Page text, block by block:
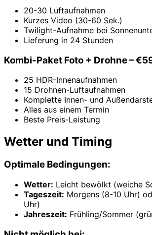
20-30 Luftaufnahmen
Kurzes Video (30-60 Sek.)
Twilight-Aufnahme bei
Lieferung in 24 Stunden
Kombi-Paket Foto + Drohne –
25 HDR-Innenaufnahmen
15 Drohnen-Luftaufnahmen
Komplette Innen- und
Alles aus einem Termin
Beste Preis-Leistung
Wetter und Timing
Optimale Bedingungen:
Wetter: Leicht bewölkt (weiche
Tageszeit: Morgens (8-10 Uhr)
Uhr)
Jahreszeit: Frühling/Sommer